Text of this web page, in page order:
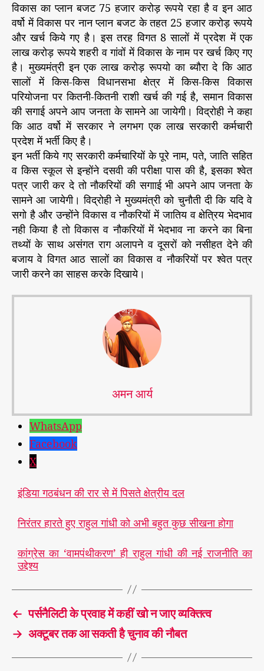
विकास का प्लान बजट 75 हजार करोड़ रूपये रहा है व इन आठ
वर्षो में विकास पर नान प्लान बजट के तहत 25 हजार करोड़ रूपये
और खर्च किये गए है। इस तरह विगत 8 सालों में प्रदेश में एक
लाख करोड़ रूपये शहरी व गांवों में विकास के नाम पर खर्च किए गए
है। मुख्यमंत्री इन एक लाख करोड़ रूपयो का ब्यौरा दे कि आठ
सालों में किस-किस विधानसभा क्षेत्र में किस-किस विकास
परियोजना पर कितनी-कितनी राशी खर्च की गई है, समान विकास
की सगाई अपने आप जनता के सामने आ जायेगी। विद्रोही ने कहा
कि आठ वर्षो में सरकार ने लगभग एक लाख सरकारी कर्मचारी
प्रदेश में भर्ती किए है।
इन भर्ती किये गए सरकारी कर्मचारियों के पूरे नाम, पते, जाति सहित
व किस स्कूल से इन्होंने दसवी की परीक्षा पास की है, इसका श्वेत
पत्र जारी कर दे तो नौकरियों की सगााई भी अपने आप जनता के
सामने आ जायेगी। विद्रोही ने मुख्यमंत्री को चुनौती दी कि यदि वे
सगो है और उन्होंने विकास व नौकरियों में जातिय व क्षेत्रिय भेदभाव
नही किया है तो विकास व नौकरियों में भेदभाव ना करने का बिना
तथ्यों के साथ असंगत राग अलापने व दूसरों को नसीहत देने की
बजाय वे विगत आठ सालों का विकास व नौकरियों पर श्वेत पत्र
जारी करने का साहस करके दिखाये।
अमन आर्य
WhatsApp
Facebook
X
इंडिया गठबंधन की रार से में पिसते क्षेत्रीय दल
निरंतर हारते हुए राहुल गांधी को अभी बहुत कुछ सीखना होगा
कांग्रेस का ‘वामपंथीकरण’ ही राहुल गांधी की नई राजनीति का
उद्देश्य
← पर्सनैलिटी के प्रवाह में कहीं खो न जाए व्यक्तित्व
→ अक्टूबर तक आ सकती है चुनाव की नौबत